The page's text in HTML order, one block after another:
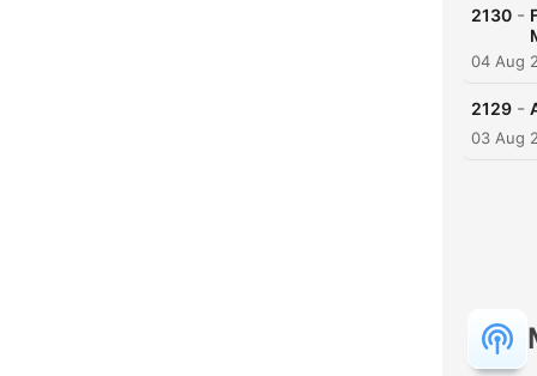
2130 -
04 Aug
2129 -
03 Aug